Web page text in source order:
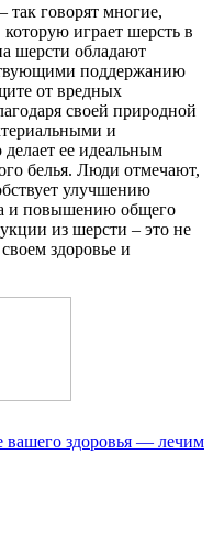
так говорят многие,
играет шерсть в
шерсти обладают
поддержанию
от вредных
своей природной
и
ее идеальным
белья. Люди отмечают,
улучшению
и повышению общего
из шерсти – это не
здоровье и
вашего здоровья — лечим